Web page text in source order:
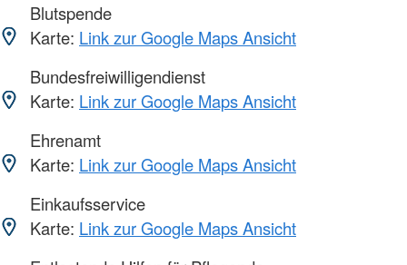
Blutspende
Karte: Link zur Google Maps Ansicht
Bundesfreiwilligendienst
Karte: Link zur Google Maps Ansicht
Ehrenamt
Karte: Link zur Google Maps Ansicht
Einkaufsservice
Karte: Link zur Google Maps Ansicht